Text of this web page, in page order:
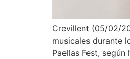
Crevillent (05/02/
musicales durante
Paellas Fest,